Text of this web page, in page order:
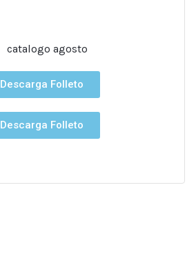
Descarga Folleto
Descarga Folleto